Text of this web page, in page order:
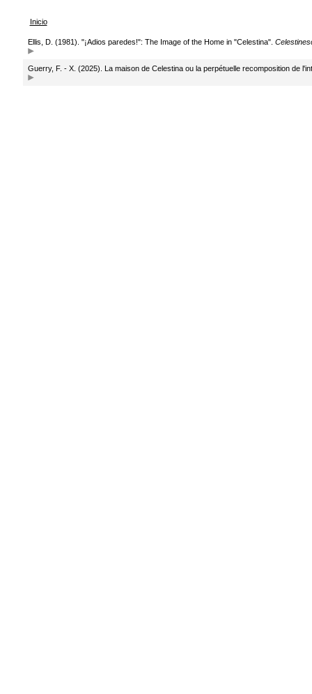
Inicio
Ellis, D. (1981). "¡Adios paredes!": The Image of the Home in "Celestina".
Guerry, F. - X. (2025). La maison de Celestina ou la perpétuelle recomposition de